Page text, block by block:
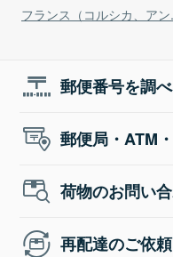
フランス（コルシカ、アン
郵便番号を調
郵便局・ATM
荷物のお問い
再配達のご依頼